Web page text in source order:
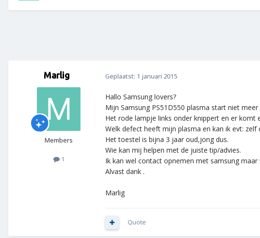
Marlig
Members
1
Geplaatst: 1 januari 2015
Hallo Samsung lovers?
Mijn Samsung PS51D550 plasma start niet
Het rode lampje links onder knippert en er komt
Welk defect heeft mijn plasma en kan ik evt: zelf
Het toestel is bijna 3 jaar oud,jong dus.
Wie kan mij helpen met de juiste tip/advies.
Ik kan wel contact opnemen met samsung
Alvast dank .
Marlig
Quote